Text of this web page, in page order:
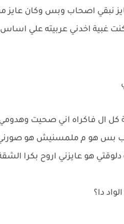
نبقي اصحاب وبس وكان عايز
غبية اخدني عربيته علي اساس
كل ال فاكراه اني صحيت
بس هو م ملمسنيش هو صورني
هو عايزني اروح بكرا
دا؟